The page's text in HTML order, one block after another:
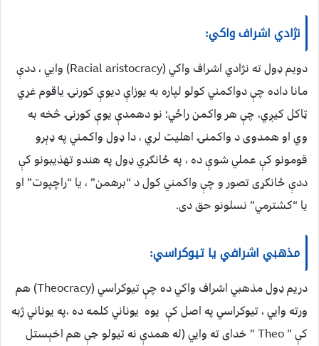
نژادي اشراف واکي:
دويم ډول ته نژادي اشراف واکي (Racial aristocracy) وايي ، ددې
مانا داده چې دواکمني کولو لپاره به يوزاې ديوې کورنۍ ياقوم غړي
ټاکل کيږي، چې هر واکمن راځي؛ نو دهمدې يوې کورنۍ څخه به
وي او همدوی د واکمنۍ اهليت لري ، دا ډول واکمني په ډېرو
قومونو کې عملي شوې ده ، په ځانګړي ډول په هندو تهذيبونو کې
ددې ځانګړی تصور و چې واکمني کول د “برهمن” ، يا “راچپوت” او
يا “کشترمي” نسلونو حق دی.
مذهبي اشرافي يا تيوکراسي:
دريم ډول مذهبي اشراف واکي ده چې تيوکراسي (Theocracy) هم
ورته وايي ، تيوکراسي په اصل کې يوه يوناني کلمه ده ،په يوناني ژبه
کې ” Theo ” خدای ته وايي (له همدې نه تيولو جې هم اخېستل